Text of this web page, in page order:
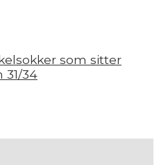
som sitter
31/34